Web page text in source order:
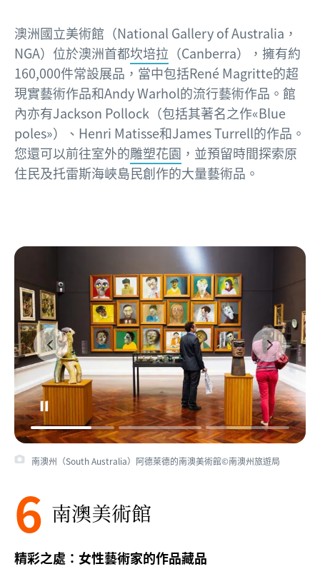
澳洲國立美術館（National Gallery of Australia，
NGA）位於澳洲首都坎培拉 （Canberra），擁有約
160,000件常設展品，當中包括René Magritte的超
現實藝術作品和Andy Warhol的流行藝術作品。館
內亦有Jackson Pollock（包括其著名之作«Blue
poles»）、Henri Matisse和James Turrell的作品。
您還可以前往室外的雕塑花園 ，並預留時間探索原
住民及托雷斯海峽島民創作的大量藝術品。
南澳州（South Australia）阿德萊德的南澳美術館©南澳州旅遊局
6 南澳美術館
精彩之處：女性藝術家的作品藏品